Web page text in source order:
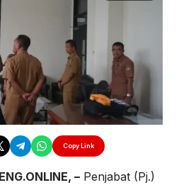
Copy Link
– Penjabat (Pj.)